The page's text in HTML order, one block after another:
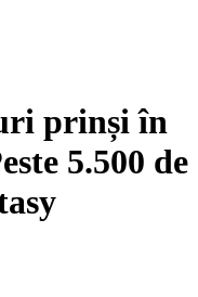
prinși în
5.500 de